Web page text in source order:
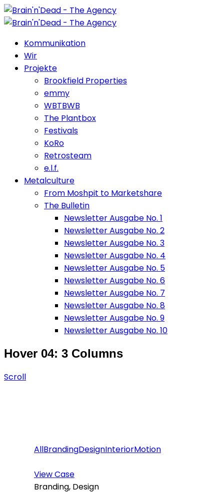
Kommunikation
Wir
Projekte
Brookfield Properties
emmy
WBTBWB
The Plantbox
Festivals
KoRo
Retrosteam
e.l.f.
Metalculture
From Moshpit to Marketshare
The Bulletin
Newsletter Ausgabe No. 1
Newsletter Ausgabe No. 2
Newsletter Ausgabe No. 3
Newsletter Ausgabe No. 4
Newsletter Ausgabe No. 5
Newsletter Ausgabe No. 6
Newsletter Ausgabe No. 7
Newsletter Ausgabe No. 8
Newsletter Ausgabe No. 9
Newsletter Ausgabe No. 10
Hover 04: 3 Columns
Scroll
AllBrandingDesignInteriorMotion
View Case
Branding, Design